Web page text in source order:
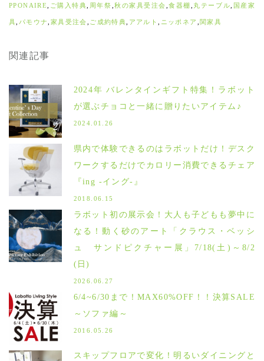
PPONAIRE ご購入特典 周年祭 秋の家具受注会 ,食器棚 丸テーブル 国産家
具 パモウナ 家具受注会 ご成約特典 アアルト ニッポネア 関家具
関連記事
2024年 バレンタインギフト特集！ラボット
が選ぶチョコと一緒に贈りたいアイテム♪
2024.01.26
県内で体験できるのはラボットだけ！デスク
ワークするだけでカロリー消費できるチェア
『ing -イング-』
2018.06.15
ラボット初の展示会！大人も子どもも夢中に
なる！動く砂のアート「クラウス・ベッシ
ュ サンドピクチャー展」7/18(土)～8/2
(日)
2026.06.27
6/4~6/30まで！MAX60%OFF！！決算SALE
～ソファ編～
2016.05.26
スキップフロアで変化！明るいダイニングと